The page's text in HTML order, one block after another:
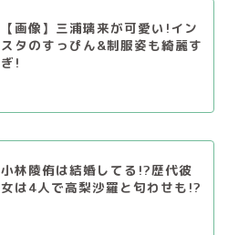
【画像】三浦璃来が可愛い!イン
スタのすっぴん&制服姿も綺麗す
ぎ!
小林陵侑は結婚してる!?歴代彼
女は4人で高梨沙羅と匂わせも!?